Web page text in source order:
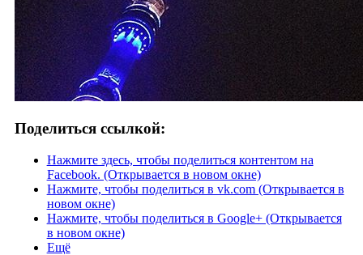
Поделиться ссылкой:
Нажмите здесь, чтобы поделиться контентом на
Facebook. (Открывается в новом окне)
Нажмите, чтобы поделиться в vk.com (Открывается в
новом окне)
Нажмите, чтобы поделиться в Google+ (Открывается
в новом окне)
Ещё